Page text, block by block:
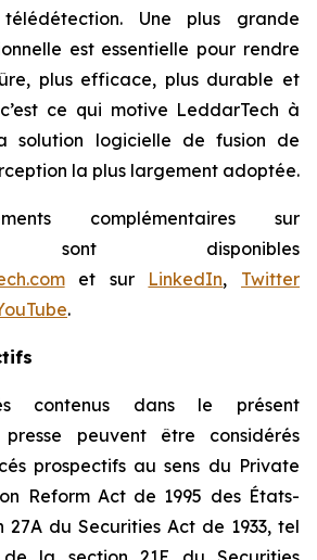
Une plus grande
est essentielle pour rendre
plus efficace, plus durable et
ce qui motive LeddarTech à
solution logicielle de fusion de
la plus largement adoptée.
complémentaires sur
sont disponibles
et sur LinkedIn, Twitter
.
contenus dans le présent
peuvent être considérés
prospectifs au sens du Private
Reform Act de 1995 des États-
27A du Securities Act de 1933, tel